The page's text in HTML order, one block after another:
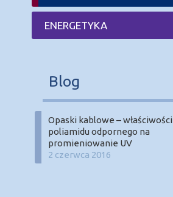
ENERGETYKA
Blog
Opaski kablowe – właściwości
poliamidu odpornego na
promieniowanie UV
2 czerwca 2016